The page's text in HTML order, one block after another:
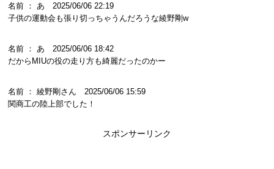
名前 ： あ 2025/06/06 22:19
子供の運動会も張り切っちゃうんだろうな綾野剛w
名前 ： あ 2025/06/06 18:42
だからMIUの役の走り方も綺麗だったのかー
名前 ： 綾野剛さん 2025/06/06 15:59
関商工の陸上部でした！
スポンサーリンク